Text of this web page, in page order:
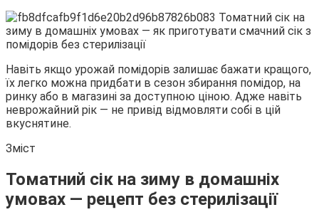
Навіть якщо урожай помідорів залишає бажати кращого,
їх легко можна придбати в сезон збирання помідор, на
ринку або в магазині за доступною ціною. Адже навіть
неврожайний рік — не привід відмовляти собі в цій
вкуснятине.
Зміст
Томатний сік на зиму в домашніх
умовах — рецепт без стерилізації